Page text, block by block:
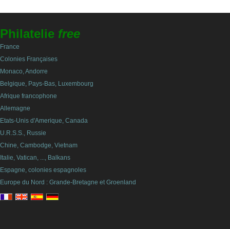
Philatelie free
France
Colonies Françaises
Monaco, Andorre
Belgique, Pays-Bas, Luxembourg
Afrique francophone
Allemagne
Etats-Unis d'Amerique, Canada
U.R.S.S., Russie
Chine, Cambodge, Vietnam
Italie, Vatican, ..., Balkans
Espagne, colonies espagnoles
Europe du Nord : Grande-Bretagne et Groenland